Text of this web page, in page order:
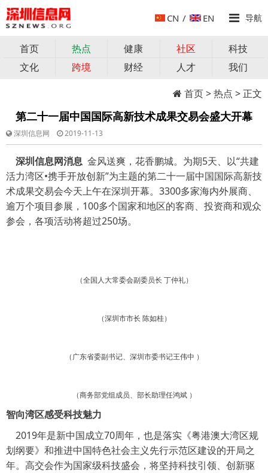
CN / EN 导航
首页 热点 健康 社区
科技
文化
跨境 财经 人才
我们
首页>热点 > 正文
第二十一届中国国际高新技术成果交易会盛大开幕
深圳信息网 2019-11-13
深圳信息网消息 金风送爽，花香鹏城。为期5天、以“共建
活力湾区•携手开放创新”为主题的第二十一届中国国际高新技
术成果交易会今天上午在深圳开幕。3300多家海内外展商、
逾万个项目参展，100多个国家和地区的客商、投资商和观众
参会，各项活动将超过250场。
（全国人大常委会副委员长 丁仲礼）
（深圳市市长 陈如桂）
（广东省委副书记、深圳市委书记王伟中 ）
（商务部党组成员、部长助理任鸿斌 ）
智向湾区感受科技魅力
2019年是新中国成立70周年，也是落实《粤港澳大湾区规
划纲要》和推进中国特色社会主义先行示范区建设的开局之
年。高交会作为国家级科技盛会，将坚持科技引领、创新驱